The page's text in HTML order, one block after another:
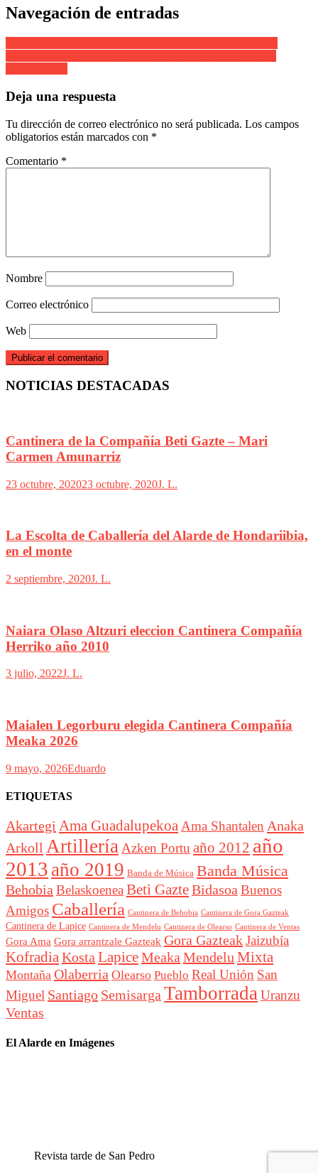
Navegación de entradas
Deja una respuesta
Tu dirección de correo electrónico no será publicada. Los campos
obligatorios están marcados con *
Comentario *
Nombre
Correo electrónico
Web
NOTICIAS DESTACADAS
Cantinera de la Compañía Beti Gazte – Mari
Carmen Amunarriz
23 octubre, 202023 octubre, 2020J. L.
La Escolta de Caballería del Alarde de Hondariibia,
en el monte
2 septiembre, 2020J. L.
Naiara Olaso Altzuri eleccion Cantinera Compañía
Herriko año 2010
3 julio, 2022J. L.
Maialen Legorburu elegida Cantinera Compañía
Meaka 2026
9 mayo, 2026Eduardo
ETIQUETAS
Akartegi Ama GuadalupekoaAma Shantalen Anaka
Arkoll ArtilleríaAzken Portu año 2012 año
2013 año 2019 Banda de Música Banda Música
BehobiaBelaskoeneaBeti GazteBidasoaBuenos
Amigos Caballería Cantinera de Behobia Cantinera de Gora Gazteak
Cantinera de Lapice Cantinera de Mendelu Cantinera de Olearso Cantinera de Ventas
Gora Ama Gora arrantzale Gazteak Gora GazteakJaizubía
KofradiaKostaLapiceMeakaMendeluMixta
Montaña Olaberria Olearso Pueblo Real Unión San
Miguel Santiago SemisargaTamborradaUranzu
Ventas
El Alarde en Imágenes
Revista tarde de San Pedro